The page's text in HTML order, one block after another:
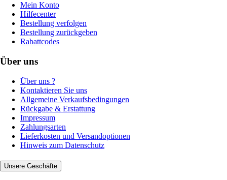
Mein Konto
Hilfecenter
Bestellung verfolgen
Bestellung zurückgeben
Rabattcodes
Über uns
Über uns ?
Kontaktieren Sie uns
Allgemeine Verkaufsbedingungen
Rückgabe & Erstattung
Impressum
Zahlungsarten
Lieferkosten und Versandoptionen
Hinweis zum Datenschutz
Unsere Geschäfte